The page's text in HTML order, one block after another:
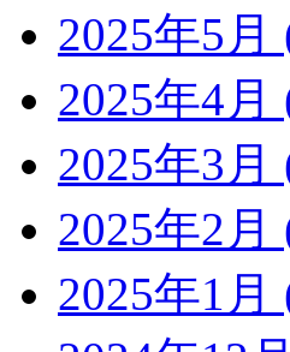
2025年5月
2025年4月
2025年3月
2025年2月
2025年1月